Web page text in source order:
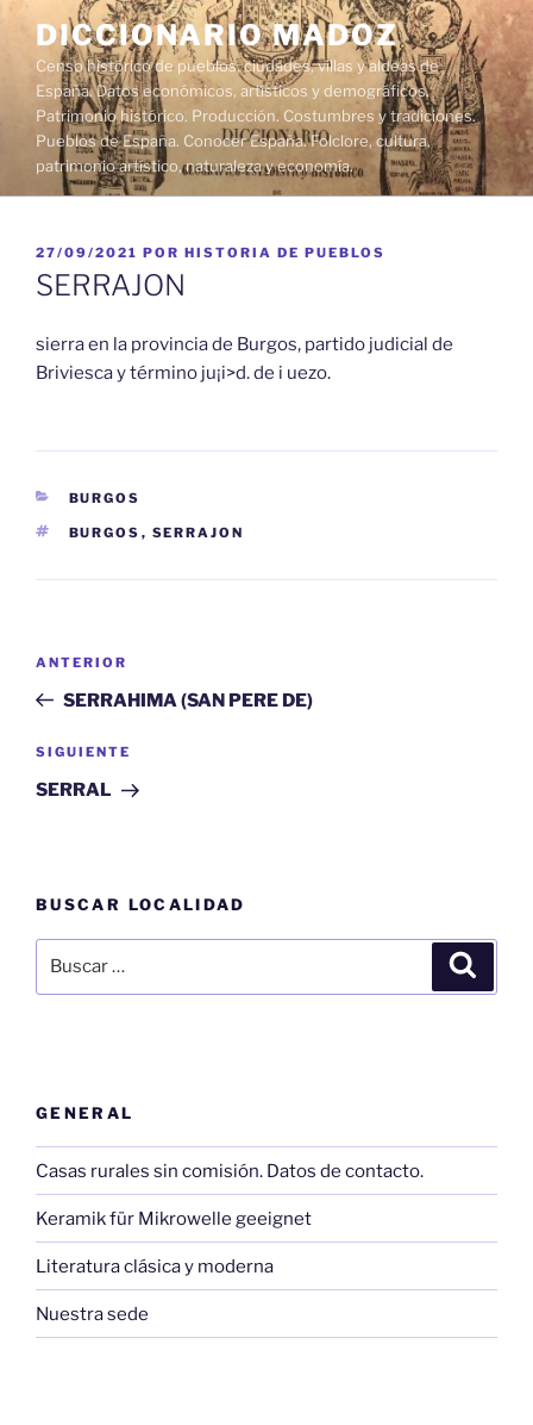
contenido
DICCIONARIO MADOZ
Censo histórico de pueblos, ciudades, villas y aldeas de
España. Datos económicos, artísticos y demográficos.
Patrimonio histórico. Producción. Costumbres y tradiciones.
Pueblos de España. Conocer España. Folclore, cultura,
patrimonio artístico, naturaleza y economía.
PUBLICADO
EL
27/09/2021 POR HISTORIA DE PUEBLOS
SERRAJON
sierra en la provincia de Burgos, partido judicial de
Briviesca y término ju¡i>d. de i uezo.
CATEGORÍAS
BURGOS
ETIQUETAS
BURGOS , SERRAJON
entradas
Entrada
anterior:
ANTERIOR
SERRAHIMA (SAN PERE DE)
Siguiente
entrada
SIGUIENTE
SERRAL
BUSCAR LOCALIDAD
por:
GENERAL
Casas rurales sin comisión. Datos de contacto.
Keramik für Mikrowelle geeignet
Literatura clásica y moderna
Nuestra sede